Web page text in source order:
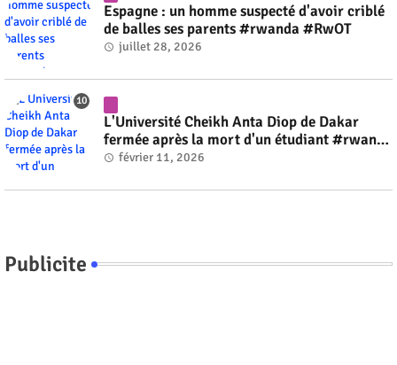
Espagne : un homme suspecté d'avoir criblé
de balles ses parents #rwanda #RwOT
juillet 28, 2026
L'Université Cheikh Anta Diop de Dakar
fermée après la mort d'un étudiant #rwanda
#RwOT
février 11, 2026
Publicite